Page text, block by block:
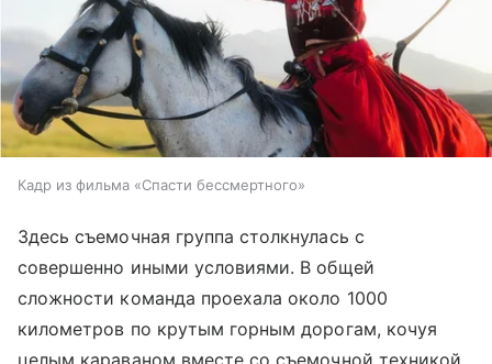
Кадр из фильма «Спасти бессмертного»
Здесь съемочная группа столкнулась с
совершенно иными условиями. В общей
сложности команда проехала около 1000
километров по крутым горным дорогам, кочуя
целым караваном вместе со съемочной техникой